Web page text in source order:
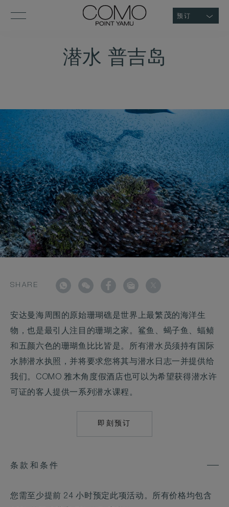
预订
潜水 普吉岛
SHARE
安达曼海周围的原始珊瑚礁是世界上最繁茂的海洋生
物，也是最引人注目的珊瑚之家。鲨鱼、蝎子鱼、蝠鲼
和五颜六色的珊瑚鱼比比皆是。所有潜水员须持有国际
水肺潜水执照，并将要求您将其与潜水日志一并提供给
我们。COMO 雅木角度假酒店也可以为希望获得潜水许
可证的客人提供一系列潜水课程。
即刻预订
MAILTO:
条款和条件
您需至少提前 24 小时预定此项活动。所有价格均包含